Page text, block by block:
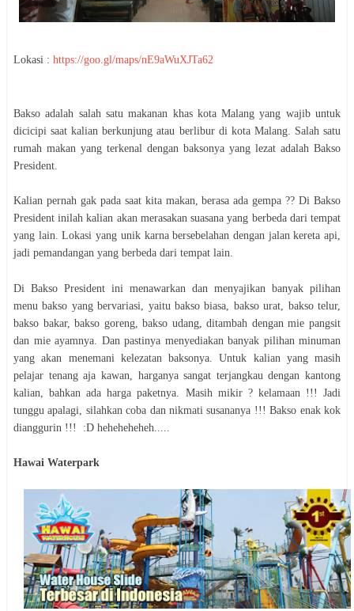
Lokasi : https://goo.gl/maps/nE9aWuXJTa62
Bakso adalah salah satu makanan khas kota Malang yang wajib untuk
dicicipi saat kalian berkunjung atau berlibur di kota Malang. Salah satu
rumah makan yang terkenal dengan baksonya yang lezat adalah Bakso
President.
Kalian pernah gak pada saat kita makan, berasa ada gempa ?? Di Bakso
President inilah kalian akan merasakan suasana yang berbeda dari tempat
yang lain. Lokasi yang unik karna bersebelahan dengan jalan kereta api,
jadi pemandangan yang berbeda dari tempat lain.
Di Bakso President ini menawarkan dan menyajikan banyak pilihan
menu bakso yang bervariasi, yaitu bakso biasa, bakso urat, bakso telur,
bakso bakar, bakso goreng, bakso udang, ditambah dengan mie pangsit
dan mie ayamnya. Dan pastinya menyediakan banyak pilihan minuman
yang akan menemani kelezatan baksonya. Untuk kalian yang masih
pelajar tenang aja kawan, harganya sangat terjangkau dengan kantong
kalian, bahkan ada harga paketnya. Masih mikir ? kelamaan !!! Jadi
tunggu apalagi, silahkan coba dan nikmati susananya !!! Bakso enak kok
dianggurin !!! :D heheheheheh.....
Hawai Waterpark